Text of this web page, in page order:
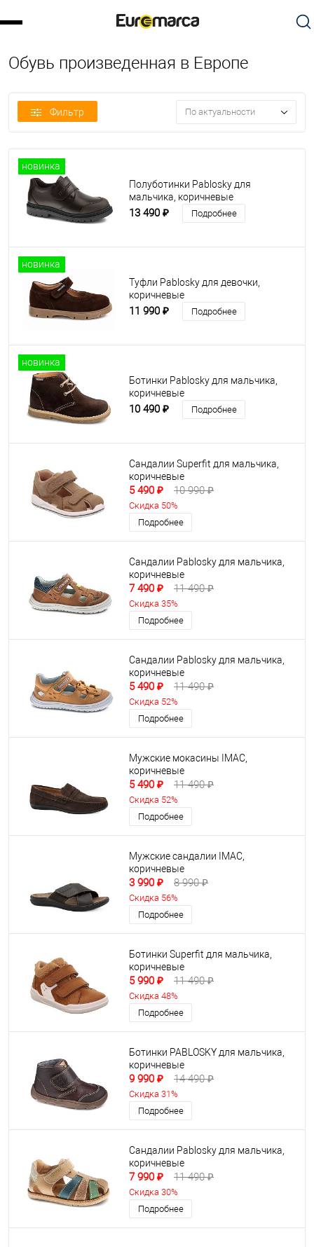
Обувь произведенная в Европе
Фильтр По актуальности
новинка
Полуботинки Pablosky для
мальчика, коричневые
13 490 ₽ Подробнее
новинка
Туфли Pablosky для девочки,
коричневые
11 990 ₽ Подробнее
новинка
Ботинки Pablosky для мальчика,
коричневые
10 490 ₽ Подробнее
Сандалии Superfit для мальчика,
коричневые
5 490 ₽ 10 990 ₽
Скидка 50%
Подробнее
Сандалии Pablosky для мальчика,
коричневые
7 490 ₽ 11 490 ₽
Скидка 35%
Подробнее
Сандалии Pablosky для мальчика,
коричневые
5 490 ₽ 11 490 ₽
Скидка 52%
Подробнее
Мужские мокасины IMAC,
коричневые
5 490 ₽ 11 490 ₽
Скидка 52%
Подробнее
Мужские сандалии IMAC,
коричневые
3 990 ₽ 8 990 ₽
Скидка 56%
Подробнее
Ботинки Superfit для мальчика,
коричневые
5 990 ₽ 11 490 ₽
Скидка 48%
Подробнее
Ботинки PABLOSKY для мальчика,
коричневые
9 990 ₽ 14 490 ₽
Скидка 31%
Подробнее
Сандалии Pablosky для мальчика,
коричневые
7 990 ₽ 11 490 ₽
Скидка 30%
Подробнее